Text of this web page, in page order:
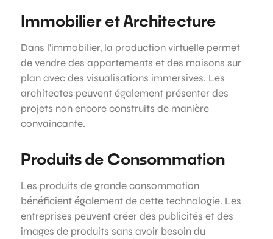
Immobilier et Architecture
Dans l’immobilier, la production virtuelle permet
de vendre des appartements et des maisons sur
plan avec des visualisations immersives. Les
architectes peuvent également présenter des
projets non encore construits de manière
convaincante.
Produits de Consommation
Les produits de grande consommation
bénéficient également de cette technologie. Les
entreprises peuvent créer des publicités et des
images de produits sans avoir besoin du